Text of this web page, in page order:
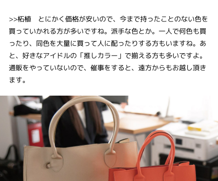
>>柘植 とにかく価格が安いので、今まで持ったことのない色を
買っていかれる方が多いですね。派手な色とか。一人で何色も買
ったり、同色を大量に買って人に配ったりする方もいますね。あ
と、好きなアイドルの「推しカラー」で揃える方も多いですよ。
通販をやっていないので、催事をすると、遠方からもお越し頂き
ます。